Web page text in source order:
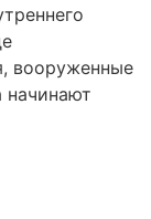
вооруженные
начинают